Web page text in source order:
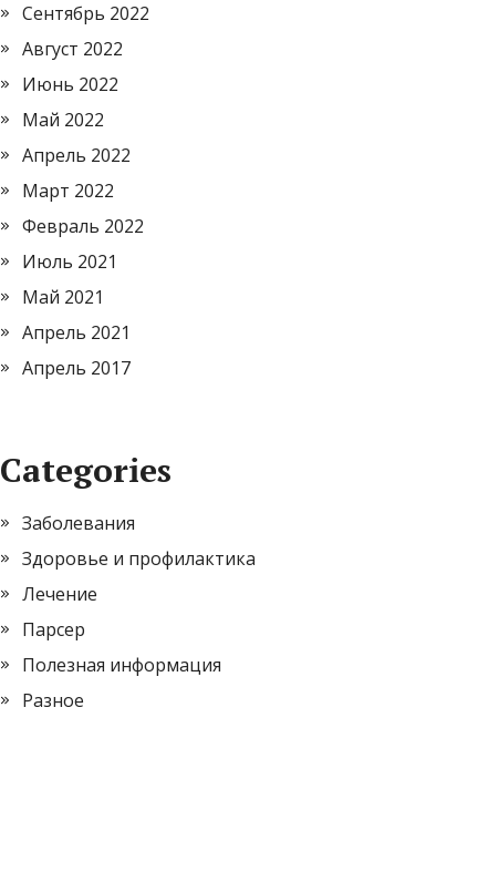
Сентябрь 2022
Август 2022
Июнь 2022
Май 2022
Апрель 2022
Март 2022
Февраль 2022
Июль 2021
Май 2021
Апрель 2021
Апрель 2017
Categories
Заболевания
Здоровье и профилактика
Лечение
Парсер
Полезная информация
Разное